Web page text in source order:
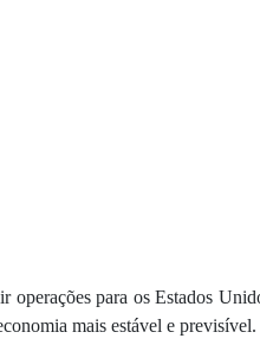
operações para os Estados
mais estável e previsível.